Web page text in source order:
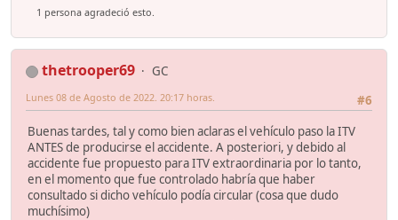
1 persona agradeció esto.
thetrooper69
GC
#6
Lunes 08 de Agosto de 2022. 20:17 horas.
Buenas tardes, tal y como bien aclaras el vehículo paso la ITV
ANTES de producirse el accidente. A posteriori, y debido al
accidente fue propuesto para ITV extraordinaria por lo tanto,
en el momento que fue controlado habría que haber
consultado si dicho vehículo podía circular (cosa que dudo
muchísimo)